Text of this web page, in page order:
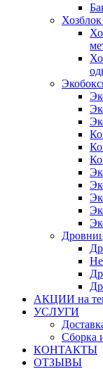
АКЦИИ на
УСЛУГИ
Сборка
КОНТАКТЫ
ОТЗЫВЫ